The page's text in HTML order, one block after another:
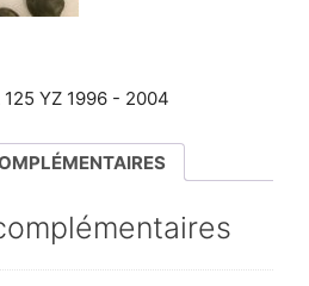
125 YZ 1996 - 2004